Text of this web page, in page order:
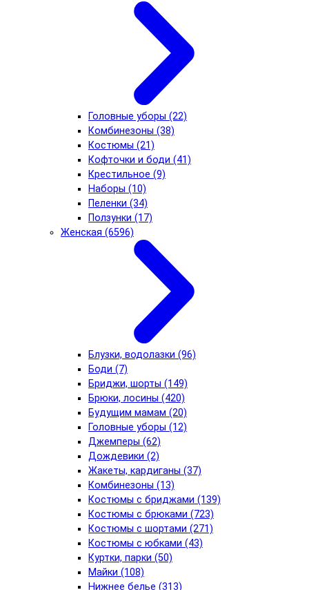
Головные уборы (22)
Комбинезоны (38)
Костюмы (21)
Кофточки и боди (41)
Крестильное (9)
Наборы (10)
Пеленки (34)
Ползунки (17)
Женская (6596)
Блузки, водолазки (96)
Боди (7)
Бриджи, шорты (149)
Брюки, лосины (420)
Будущим мамам (20)
Головные уборы (12)
Джемперы (62)
Дождевики (2)
Жакеты, кардиганы (37)
Комбинезоны (13)
Костюмы с бриджами (139)
Костюмы с брюками (723)
Костюмы с шортами (271)
Костюмы с юбками (43)
Куртки, парки (50)
Майки (108)
Нижнее белье (313)